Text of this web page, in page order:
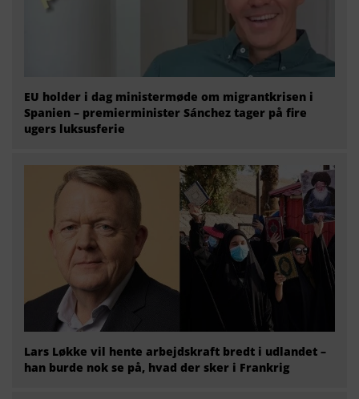
EU holder i dag ministermøde om migrantkrisen i
Spanien – premierminister Sánchez tager på fire
ugers luksusferie
Lars Løkke vil hente arbejdskraft bredt i udlandet –
han burde nok se på, hvad der sker i Frankrig